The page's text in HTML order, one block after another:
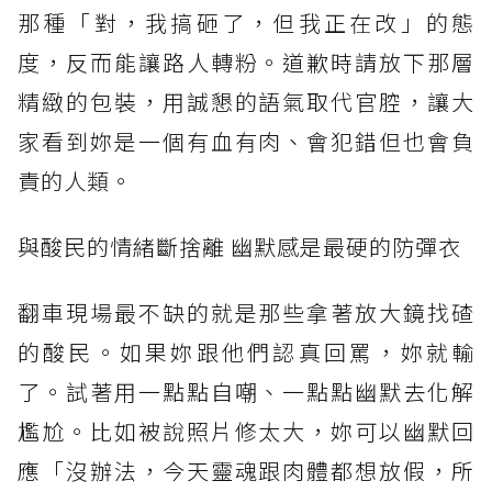
那種「對，我搞砸了，但我正在改」的態
度，反而能讓路人轉粉。道歉時請放下那層
精緻的包裝，用誠懇的語氣取代官腔，讓大
家看到妳是一個有血有肉、會犯錯但也會負
責的人類。
與酸民的情緒斷捨離 幽默感是最硬的防彈衣
翻車現場最不缺的就是那些拿著放大鏡找碴
的酸民。如果妳跟他們認真回罵，妳就輸
了。試著用一點點自嘲、一點點幽默去化解
尷尬。比如被說照片修太大，妳可以幽默回
應「沒辦法，今天靈魂跟肉體都想放假，所